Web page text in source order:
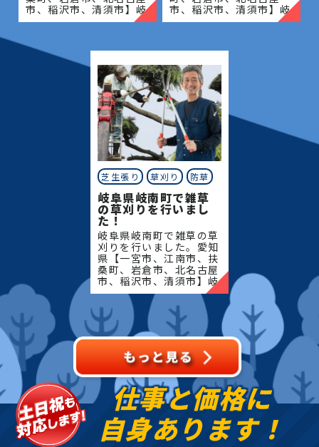
市、稲沢市、清須市】岐
阜県【岐阜市、各務原
島市】地域密着で伐採・
抜根・剪定・草刈りなど
市、稲沢市、清須市】岐
阜県【岐阜市、各務原
抜根・剪定・草刈りなど
のお庭
芝生張り 草刈り 防草
岐阜県岐南町で雑草
の草刈りを行いまし
た！
岐阜県岐南町で雑草の草
刈りを行いました。愛知
県【一宮市、江南市、扶
桑町、岩倉市、北名古屋
市、稲沢市、清須市】岐
阜県【岐阜市、各務原
市、岐南町、笠松町、羽
島市】地域密着で伐採・
抜根・剪定・草刈りなど
のお
仕事と価格に
自身あります！